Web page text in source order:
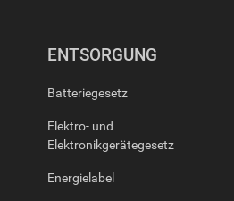
ENTSORGUNG
Batteriegesetz
Elektro- und
Elektronikgerätegesetz
Energielabel